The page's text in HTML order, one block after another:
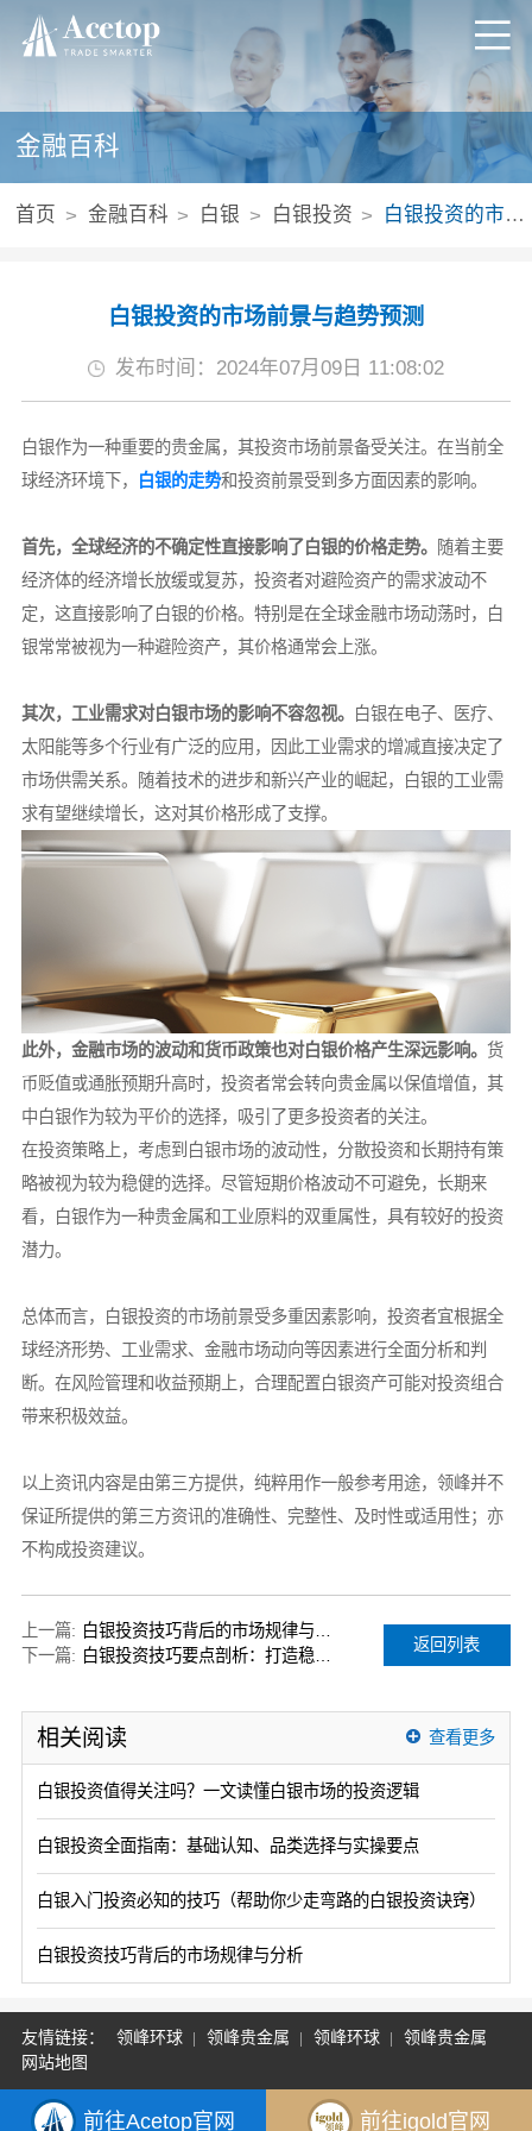
金融百科
首页 金融百科 白银 白银投资 白银投资的市场前景与趋势预测
白银投资的市场前景与趋势预测
发布时间：2024年07月09日 11:08:02
白银作为一种重要的贵金属，其投资市场前景备受关注。在当前全
球经济环境下，
白银的走势和投资前景受到多方面因素的影响。
首先，全球经济的不确定性直接影响了白银的价格走势。
随着主要
经济体的经济增长放缓或复苏，投资者对避险资产的需求波动不
定，这直接影响了白银的价格。特别是在全球金融市场动荡时，白
银常常被视为一种避险资产，其价格通常会上涨。
其次，工业需求对白银市场的影响不容忽视。
白银在电子、医疗、
太阳能等多个行业有广泛的应用，因此工业需求的增减直接决定了
市场供需关系。随着技术的进步和新兴产业的崛起，白银的工业需
求有望继续增长，这对其价格形成了支撑。
此外，金融市场的波动和货币政策也对白银价格产生深远影响。 货
币贬值或通胀预期升高时，投资者常会转向贵金属以保值增值，其
中白银作为较为平价的选择，吸引了更多投资者的关注。
在投资策略上，考虑到白银市场的波动性，分散投资和长期持有策
略被视为较为稳健的选择。尽管短期价格波动不可避免，长期来
看，白银作为一种贵金属和工业原料的双重属性，具有较好的投资
潜力。
总体而言，白银投资的市场前景受多重因素影响，投资者宜根据全
球经济形势、工业需求、金融市场动向等因素进行全面分析和判
断。在风险管理和收益预期上，合理配置白银资产可能对投资组合
带来积极效益。
以上资讯内容是由第三方提供，纯粹用作一般参考用途，领峰并不
保证所提供的第三方资讯的准确性、完整性、及时性或适用性；亦
不构成投资建议。
上一篇:
白银投资技巧背后的市场规律与分析
下一篇:
白银投资技巧要点剖析：打造稳健投资组合！
返回列表
相关阅读 查看更多
白银投资值得关注吗？一文读懂白银市场的投资逻辑
白银投资全面指南：基础认知、品类选择与实操要点
白银入门投资必知的技巧（帮助你少走弯路的白银投资诀窍）
白银投资技巧背后的市场规律与分析
友情链接： 领峰环球 领峰贵金属 领峰环球
领峰贵金属
网站地图
前往Acetop官网 前往igold官网